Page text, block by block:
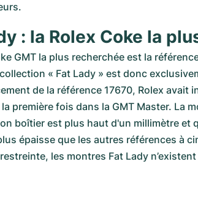
: la Rolex Coke la
GMT la plus recherchée est la
« Fat Lady » est donc
de la référence 17670, Rolex
première fois dans la GMT Master. La
boîtier est plus haut d'un millimètre et
épaisse que les autres références à
les montres Fat Lady